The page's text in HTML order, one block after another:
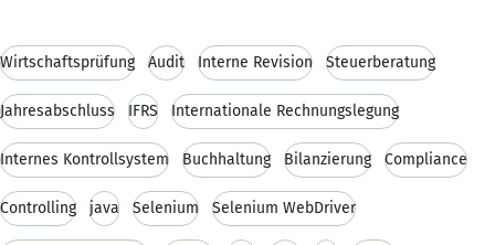
Wirtschaftsprüfung Audit Interne Revision Steuerberatung
Jahresabschluss IFRS Internationale Rechnungslegung
Internes Kontrollsystem Buchhaltung Bilanzierung Compliance
Controlling java Selenium Selenium WebDriver